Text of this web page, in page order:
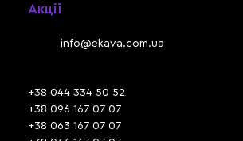
Акції
info@ekava.com.ua
+38 044 334 50 52
+38 096 167 07 07
+38 063 167 07 07